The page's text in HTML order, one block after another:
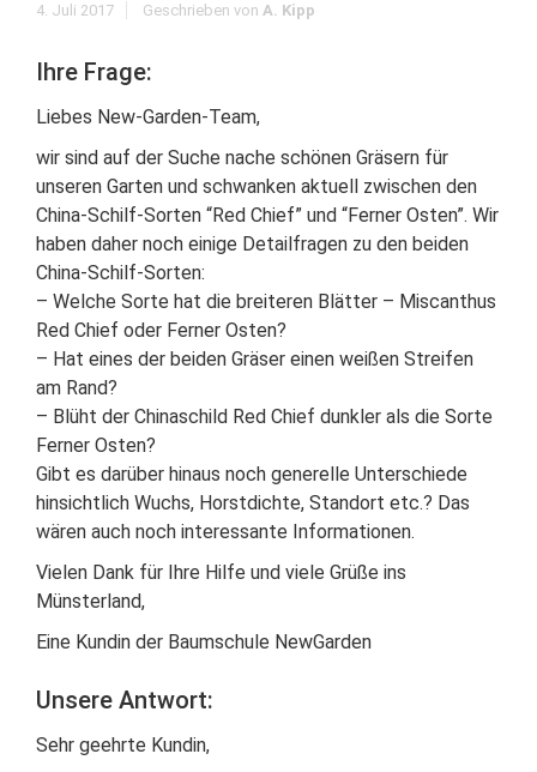
4. Juli 2017 Geschrieben von A. Kipp
Ihre Frage:
Liebes New-Garden-Team,
wir sind auf der Suche nache schönen Gräsern für
unseren Garten und schwanken aktuell zwischen den
China-Schilf-Sorten “Red Chief” und “Ferner Osten”. Wir
haben daher noch einige Detailfragen zu den beiden
China-Schilf-Sorten:
– Welche Sorte hat die breiteren Blätter – Miscanthus
Red Chief oder Ferner Osten?
– Hat eines der beiden Gräser einen weißen Streifen
am Rand?
– Blüht der Chinaschild Red Chief dunkler als die Sorte
Ferner Osten?
Gibt es darüber hinaus noch generelle Unterschiede
hinsichtlich Wuchs, Horstdichte, Standort etc.? Das
wären auch noch interessante Informationen.
Vielen Dank für Ihre Hilfe und viele Grüße ins
Münsterland,
Eine Kundin der Baumschule NewGarden
Unsere Antwort:
Sehr geehrte Kundin,